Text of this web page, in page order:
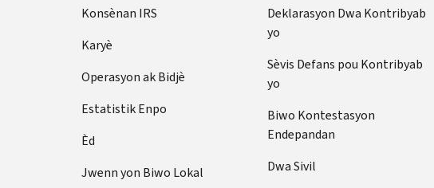
Konsènan IRS
Karyè
Operasyon ak Bidjè
Estatistik Enpo
Èd
Jwenn yon Biwo Lokal
Deklarasyon Dwa Kontribyab
yo
Sèvis Defans pou Kontribyab
yo
Biwo Kontestasyon
Endepandan
Dwa Sivil